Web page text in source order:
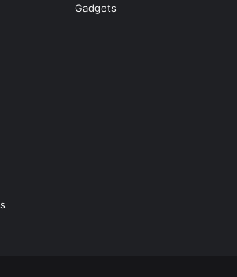
Gadgets